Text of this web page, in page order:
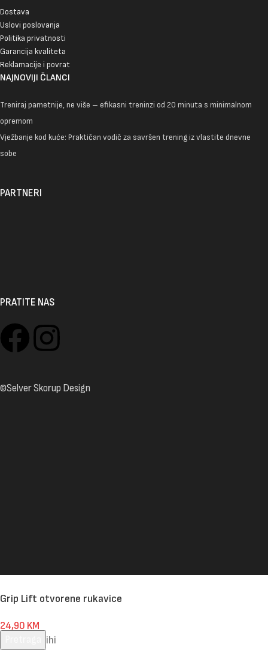
Dostava
Uslovi poslovanja
Politika privatnosti
Garancija kvaliteta
Reklamacije i povrat
NAJNOVIJI ČLANCI
Treniraj pametnije, ne više – efikasni treninzi od 20 minuta s minimalnom
opremom
Vježbanje kod kuće: Praktičan vodič za savršen trening iz vlastite dnevne
sobe
PARTNERI
PRATITE NAS
©Selver Skorup Design
Grip Lift otvorene rukavice
24,90 KM
70 na zalihi